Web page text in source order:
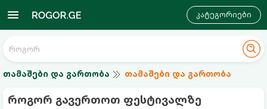
კატეგორიები
თამაშები და გართობა თამაშები და გართობა
როგორ გავერთოთ ფესტივალზე